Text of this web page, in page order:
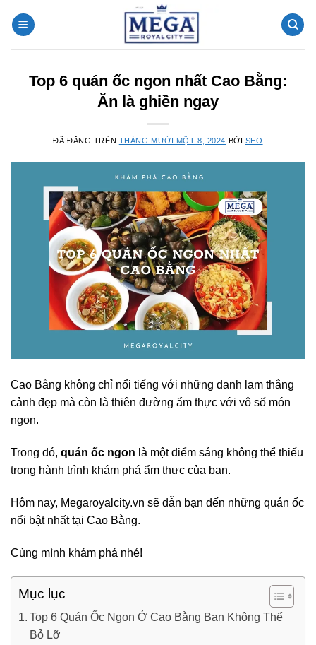
đến
Top 6 quán ốc ngon nhất Cao Bằng:
Ăn là ghiền ngay
ĐÃ ĐĂNG TRÊN THÁNG MƯỜI MỘT 8, 2024 BỞI SEO
Cao Bằng không chỉ nổi tiếng với những danh lam thắng
cảnh đẹp mà còn là thiên đường ẩm thực với vô số món
ngon.
Trong đó, quán ốc ngon là một điểm sáng không thể thiếu
trong hành trình khám phá ẩm thực của bạn.
Hôm nay, Megaroyalcity.vn sẽ dẫn bạn đến những quán ốc
nổi bật nhất tại Cao Bằng.
Cùng mình khám phá nhé!
Mục lục
Top 6 Quán Ốc Ngon Ở Cao Bằng Bạn Không Thể
Bỏ Lỡ